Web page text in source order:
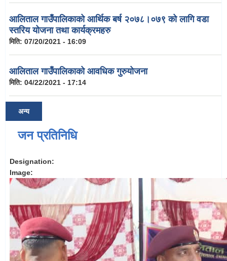
आलिताल गाउँपालिकाको आर्थिक बर्ष २०७८।०७९ को लागि वडा
स्तरिय योजना तथा कार्यक्रमहरु
मिति: 07/20/2021 - 16:09
आलिताल गाउँपालिकाको आवधिक गुरुयोजना
मिति: 04/22/2021 - 17:14
अन्य
जन प्रतिनिधि
Designation:
Image: